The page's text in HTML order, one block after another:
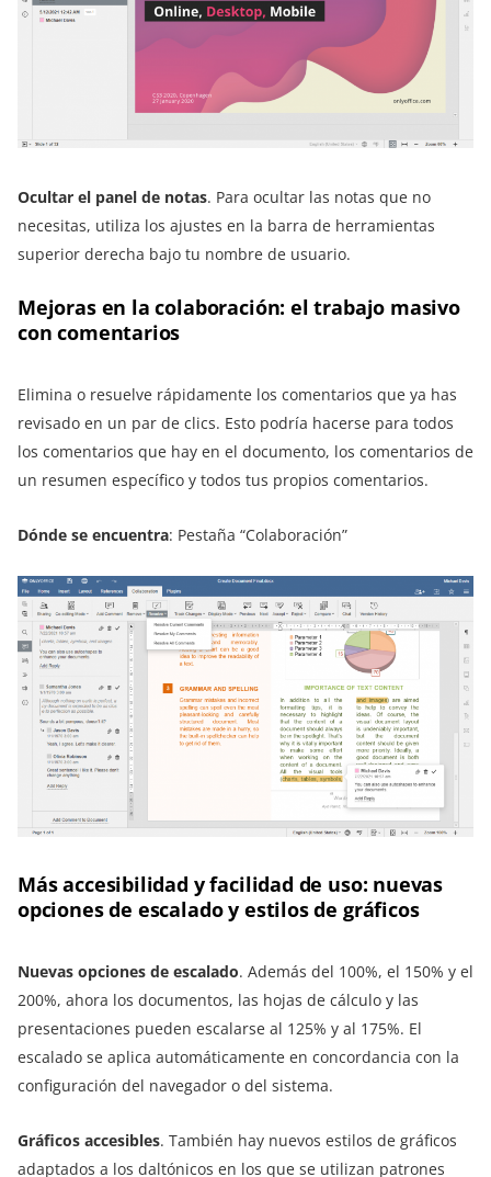
Ocultar el panel de notas. Para ocultar las notas que no
necesitas, utiliza los ajustes en la barra de herramientas
superior derecha bajo tu nombre de usuario.
Mejoras en la colaboración: el trabajo masivo
con comentarios
Elimina o resuelve rápidamente los comentarios que ya has
revisado en un par de clics. Esto podría hacerse para todos
los comentarios que hay en el documento, los comentarios de
un resumen específico y todos tus propios comentarios.
Dónde se encuentra: Pestaña “Colaboración”
Más accesibilidad y facilidad de uso: nuevas
opciones de escalado y estilos de gráficos
Nuevas opciones de escalado. Además del 100%, el 150% y el
200%, ahora los documentos, las hojas de cálculo y las
presentaciones pueden escalarse al 125% y al 175%. El
escalado se aplica automáticamente en concordancia con la
configuración del navegador o del sistema.
Gráficos accesibles. También hay nuevos estilos de gráficos
adaptados a los daltónicos en los que se utilizan patrones